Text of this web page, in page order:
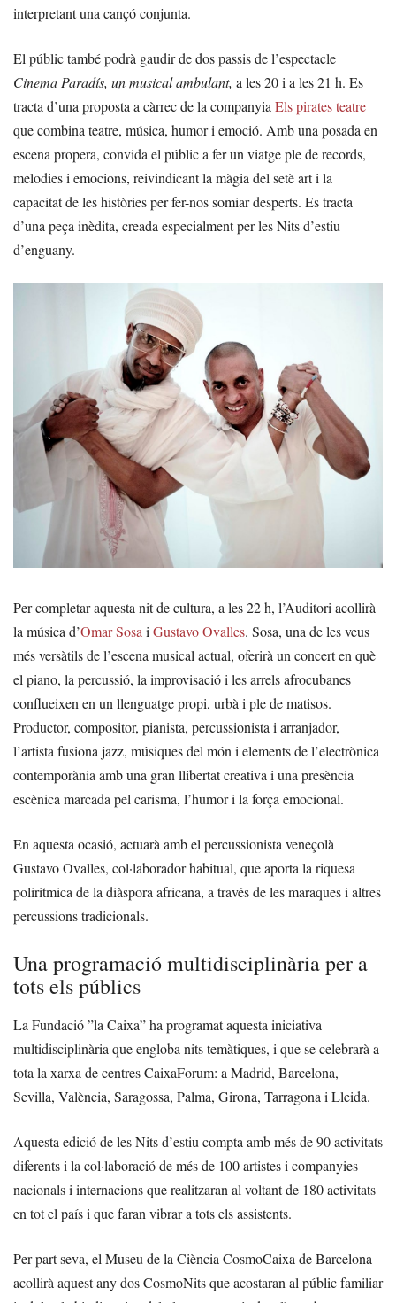
interpretant una cançó conjunta.
El públic també podrà gaudir de dos passis de l’espectacle
Cinema Paradís, un musical ambulant, a les 20 i a les 21 h. Es
tracta d’una proposta a càrrec de la companyia Els pirates teatre
que combina teatre, música, humor i emoció. Amb una posada en
escena propera, convida el públic a fer un viatge ple de records,
melodies i emocions, reivindicant la màgia del setè art i la
capacitat de les històries per fer-nos somiar desperts. Es tracta
d’una peça inèdita, creada especialment per les Nits d’estiu
d’enguany.
Per completar aquesta nit de cultura, a les 22 h, l’Auditori acollirà
la música d’Omar Sosa i Gustavo Ovalles. Sosa, una de les veus
més versàtils de l’escena musical actual, oferirà un concert en què
el piano, la percussió, la improvisació i les arrels afrocubanes
conflueixen en un llenguatge propi, urbà i ple de matisos.
Productor, compositor, pianista, percussionista i arranjador,
l’artista fusiona jazz, músiques del món i elements de l’electrònica
contemporània amb una gran llibertat creativa i una presència
escènica marcada pel carisma, l’humor i la força emocional.
En aquesta ocasió, actuarà amb el percussionista veneçolà
Gustavo Ovalles, col·laborador habitual, que aporta la riquesa
polirítmica de la diàspora africana, a través de les maraques i altres
percussions tradicionals.
Una programació multidisciplinària per a
tots els públics
La Fundació ”la Caixa” ha programat aquesta iniciativa
multidisciplinària que engloba nits temàtiques, i que se celebrarà a
tota la xarxa de centres CaixaForum: a Madrid, Barcelona,
Sevilla, València, Saragossa, Palma, Girona, Tarragona i Lleida.
Aquesta edició de les Nits d’estiu compta amb més de 90 activitats
diferents i la col·laboració de més de 100 artistes i companyies
nacionals i internacions que realitzaran al voltant de 180 activitats
en tot el país i que faran vibrar a tots els assistents.
Per part seva, el Museu de la Ciència CosmoCaixa de Barcelona
acollirà aquest any dos CosmoNits que acostaran al públic familiar